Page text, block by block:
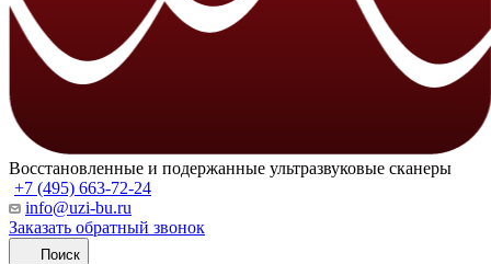
Восстановленные и подержанные ультразвуковые сканеры
+7 (495) 663-72-24
info@uzi-bu.ru
Заказать обратный звонок
Поиск